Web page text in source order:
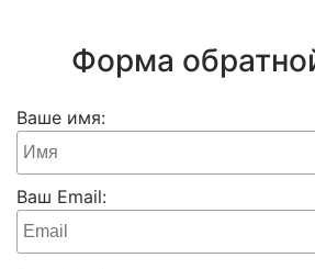
Форма
Ваше имя:
Ваш Email: